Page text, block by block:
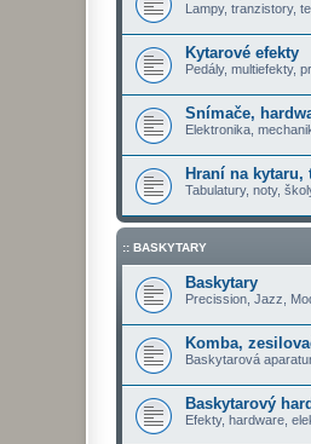
Lampy, tranzistory,
Kytarové efekty
Pedály, multiefekty,
Snímače,
Elektronika,
Hraní na kytaru,
Tabulatury, noty,
:: BASKYTARY
Baskytary
Precission, Jazz,
Komba,
Baskytarová
Baskytarový
Efekty, hardware,